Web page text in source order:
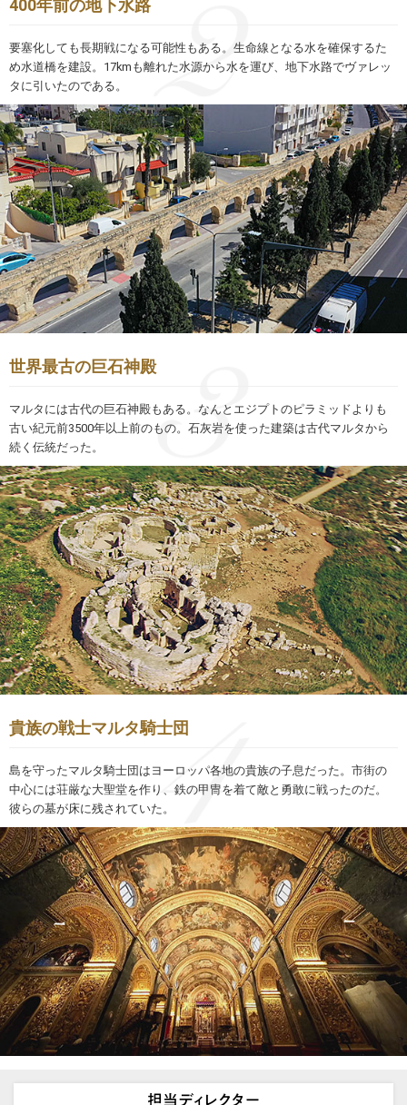
400年前の地下水路
要塞化しても長期戦になる可能性もある。生命線となる水を確保するた
め水道橋を建設。17kmも離れた水源から水を運び、地下水路でヴァレッ
タに引いたのである。
世界最古の巨石神殿
マルタには古代の巨石神殿もある。なんとエジプトのピラミッドよりも
古い紀元前3500年以上前のもの。石灰岩を使った建築は古代マルタから
続く伝統だった。
貴族の戦士マルタ騎士団
島を守ったマルタ騎士団はヨーロッパ各地の貴族の子息だった。市街の
中心には荘厳な大聖堂を作り、鉄の甲冑を着て敵と勇敢に戦ったのだ。
彼らの墓が床に残されていた。